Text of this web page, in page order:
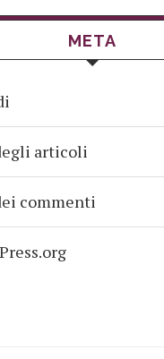
META
articoli
commenti